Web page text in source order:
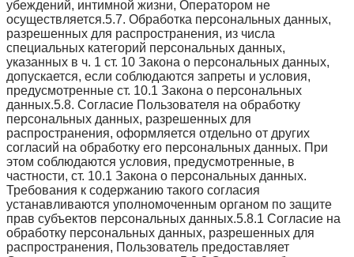
убеждений, интимной жизни, Оператором не
осуществляется.5.7. Обработка персональных данных,
разрешенных для распространения, из числа
специальных категорий персональных данных,
указанных в ч. 1 ст. 10 Закона о персональных данных,
допускается, если соблюдаются запреты и условия,
предусмотренные ст. 10.1 Закона о персональных
данных.5.8. Согласие Пользователя на обработку
персональных данных, разрешенных для
распространения, оформляется отдельно от других
согласий на обработку его персональных данных. При
этом соблюдаются условия, предусмотренные, в
частности, ст. 10.1 Закона о персональных данных.
Требования к содержанию такого согласия
устанавливаются уполномоченным органом по защите
прав субъектов персональных данных.5.8.1 Согласие на
обработку персональных данных, разрешенных для
распространения, Пользователь предоставляет